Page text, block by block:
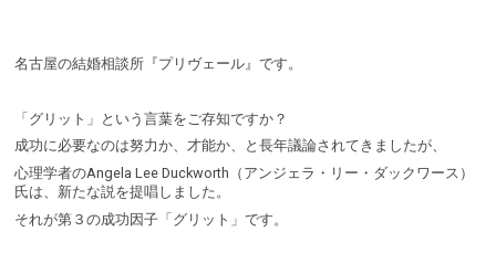
名古屋の結婚相談所『プリヴェール』です。
「グリット」という言葉をご存知ですか？
成功に必要なのは努力か、才能か、と長年議論されてきましたが、
心理学者のAngela Lee Duckworth（アンジェラ・リー・ダックワース）
氏は、新たな説を提唱しました。
それが第３の成功因子「グリット」です。